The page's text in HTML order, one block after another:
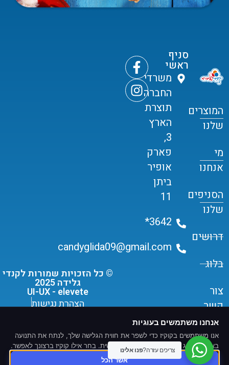
המוצרים
שלנו
מי
אנחנו
הסניפים
שלנו
דרושים
בלוג
צור
קשר
סניף
ראשי
משרדי
החברה
תוצרת
הארץ
3,
פארק
אופיר
ביתן
11
3642*
candyglida09@gmail.com
הצהרת נגישות
© כל הזכויות שמורות לקנדי
גלידה 2025
UI-UX - elevete
צריכים עזרה?פנו אלינו
אנחנו משתמשים בעוגיות
אנו משתמשים בקוקיז כדי לשפר את חווית הגלישה שלך, לנתח את התנועה
באתר ולהציג תוכן ומודעות מותאמים אישית. בחר אילו קוקיז ברצונך לאפשר.
אשר הכל